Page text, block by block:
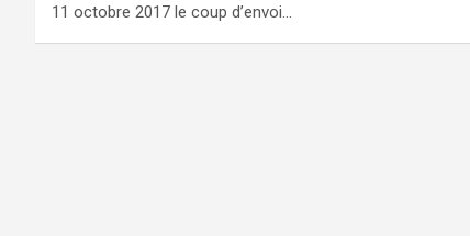
11 octobre 2017 le coup d’envoi…